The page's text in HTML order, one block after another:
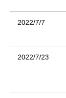
2022/7/7
2022/7/23